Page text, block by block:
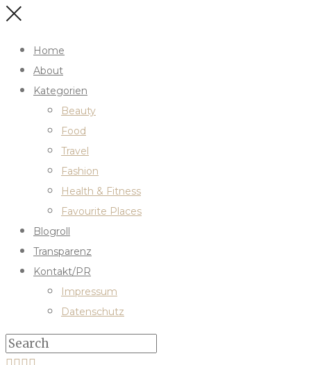
Home
About
Kategorien
Beauty
Food
Travel
Fashion
Health & Fitness
Favourite Places
Blogroll
Transparenz
Kontakt/PR
Impressum
Datenschutz